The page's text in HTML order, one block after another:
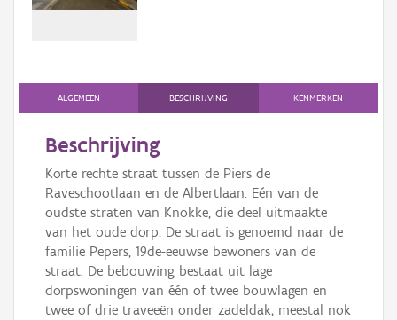
AanmeldenALGEMEEN BESCHRIJVING KENMERKEN
Beschrijving
Korte rechte straat tussen de Piers de
Raveschootlaan en de Albertlaan. Eén van de
oudste straten van Knokke, die deel uitmaakte
van het oude dorp. De straat is genoemd naar de
familie Pepers, 19de-eeuwse bewoners van de
straat. De bebouwing bestaat uit lage
dorpswoningen van één of twee bouwlagen en
twee of drie traveeën onder zadeldak; meestal nok